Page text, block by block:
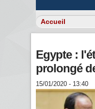
Egypte :
prolongé
15/01/2020 - 13:40